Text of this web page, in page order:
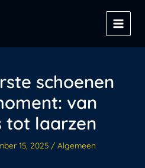
schoenen
van
tot laarzen
15, 2025 / Algemeen